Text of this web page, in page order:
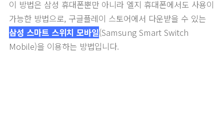
이 방법은 삼성 휴대폰뿐만 아니라 엘지 휴대폰에서도 사용이
가능한 방법으로, 구글플레이 스토어에서 다운받을 수 있는
삼성 스마트 스위치 모바일(Samsung Smart Switch
Mobile)을 이용하는 방법입니다.